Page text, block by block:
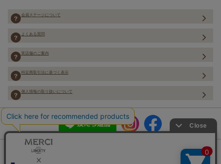
会員ステージについて
よくある質問
実店舗のご案内
特定商取引法に基づく表示
個人情報の取り扱いについて